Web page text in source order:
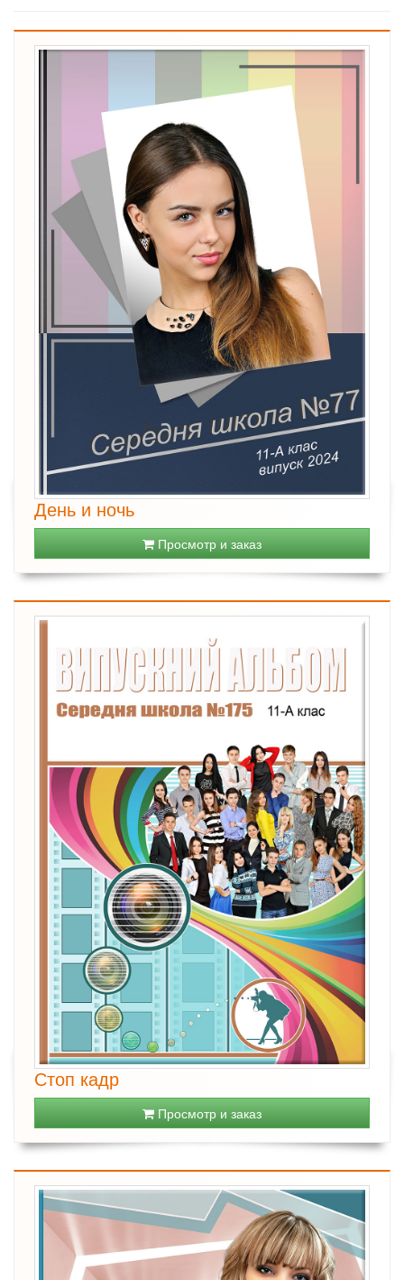
День и ночь
Просмотр и заказ
Стоп кадр
Просмотр и заказ